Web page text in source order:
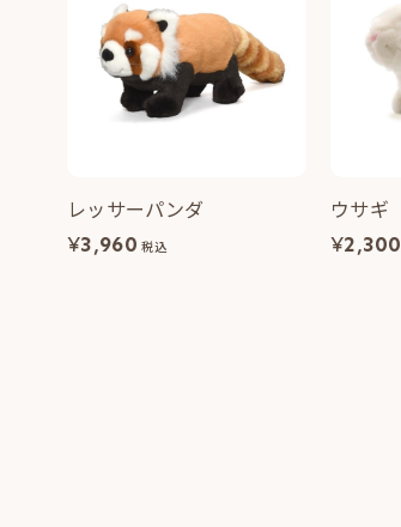
レッサーパンダ
¥3,960 税込
ウサギ
¥2,300